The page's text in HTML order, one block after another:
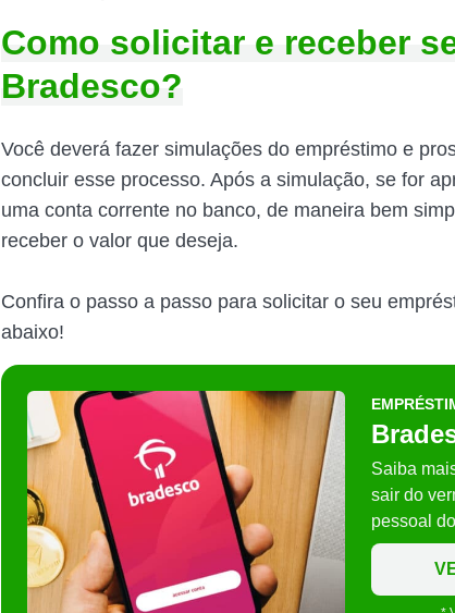
Como solicitar e receber
Bradesco?
Você deverá fazer simulações do empréstimo e
concluir esse processo. Após a simulação, se for
uma conta corrente no banco, de maneira bem
receber o valor que deseja.
Confira o passo a passo para solicitar o seu
abaixo!
Saiba
sair do
pessoal